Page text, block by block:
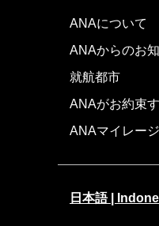
ANAについて
ANAからのお
就航都市
ANAがお約束
ANAマイレー
日本語 |